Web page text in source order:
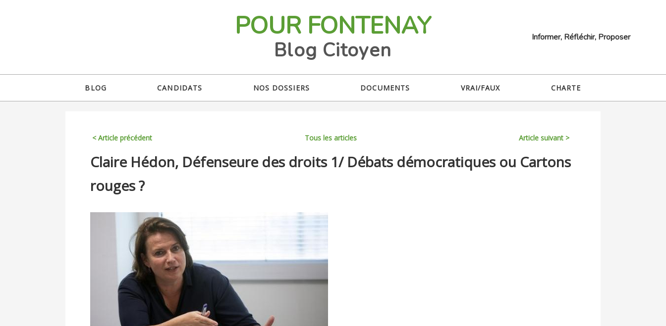
POUR FONTENAY
Blog Citoyen
Informer, Réfléchir, Proposer
top
BLOG CANDIDATS NOS DOSSIERS DOCUMENTS VRAI/FAUX CHARTE
< Article précédent Tous les articles Article suivant >
Back
to
Claire Hédon, Défenseure des droits 1/ Débats démocratiques ou Cartons
rouges ?